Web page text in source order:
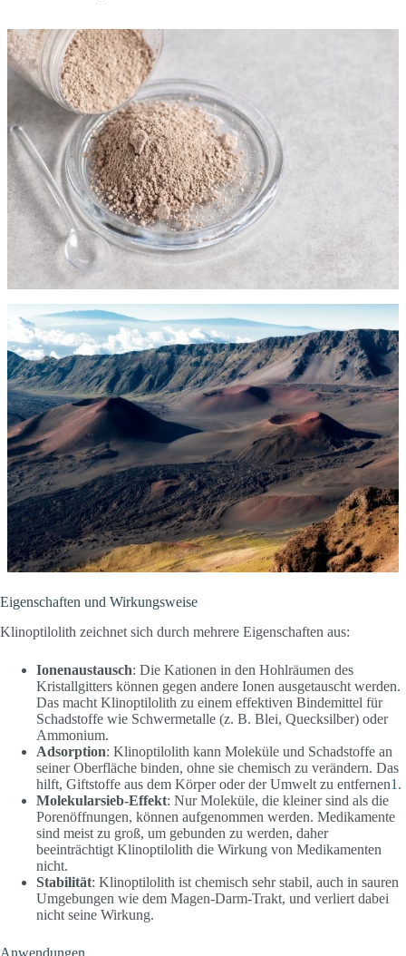
Eigenschaften und Wirkungsweise
Klinoptilolith zeichnet sich durch mehrere Eigenschaften aus:
Ionenaustausch: Die Kationen in den Hohlräumen des
Kristallgitters können gegen andere Ionen ausgetauscht werden.
Das macht Klinoptilolith zu einem effektiven Bindemittel für
Schadstoffe wie Schwermetalle (z. B. Blei, Quecksilber) oder
Ammonium.
Adsorption: Klinoptilolith kann Moleküle und Schadstoffe an
seiner Oberfläche binden, ohne sie chemisch zu verändern. Das
hilft, Giftstoffe aus dem Körper oder der Umwelt zu entfernen1 .
Molekularsieb-Effekt: Nur Moleküle, die kleiner sind als die
Porenöffnungen, können aufgenommen werden. Medikamente
sind meist zu groß, um gebunden zu werden, daher
beeinträchtigt Klinoptilolith die Wirkung von Medikamenten
nicht.
Stabilität: Klinoptilolith ist chemisch sehr stabil, auch in sauren
Umgebungen wie dem Magen-Darm-Trakt, und verliert dabei
nicht seine Wirkung.
Anwendungen